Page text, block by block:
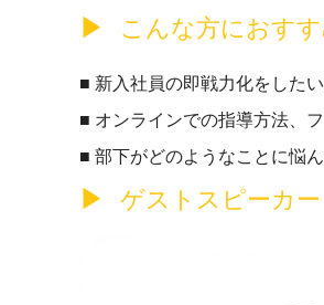
こんな方におす
■ 新入社員の即戦力化をした
■ オンラインでの指導方法、
■ 部下がどのようなことに悩
ゲストスピーカー